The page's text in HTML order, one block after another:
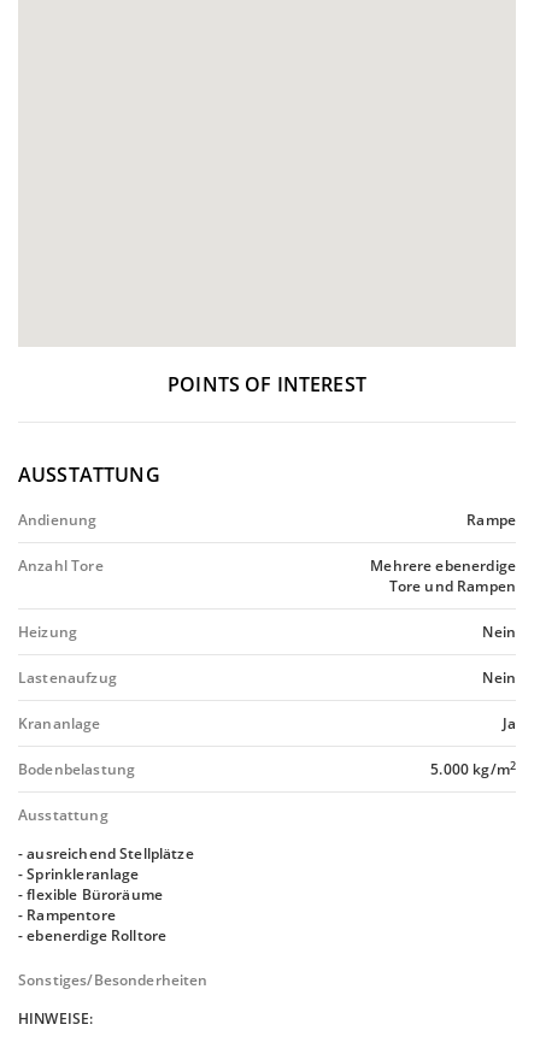
POINTS OF INTEREST
AUSSTATTUNG
Andienung Rampe
Anzahl Tore
Mehrere ebenerdige
Tore und Rampen
Heizung Nein
Lastenaufzug Nein
Krananlage Ja
Bodenbelastung 5.000 kg/m2
Ausstattung
- ausreichend Stellplätze
- Sprinkleranlage
- flexible Büroräume
- Rampentore
- ebenerdige Rolltore
Sonstiges/Besonderheiten
HINWEISE: